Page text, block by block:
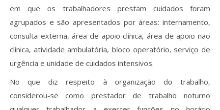
em que os trabalhadores prestam cuidados foram
agrupados e são apresentados por áreas: internamento,
consulta externa, área de apoio clínica, área de apoio não
clínica, atividade ambulatória, bloco operatório, serviço de
urgência e unidade de cuidados intensivos.
No que diz respeito à organização do trabalho,
considerou-se como prestador de trabalho noturno